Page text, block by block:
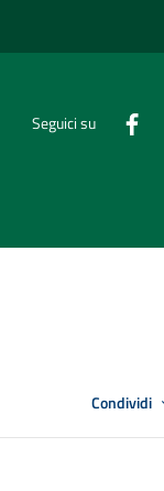
Seguici su
Condividi